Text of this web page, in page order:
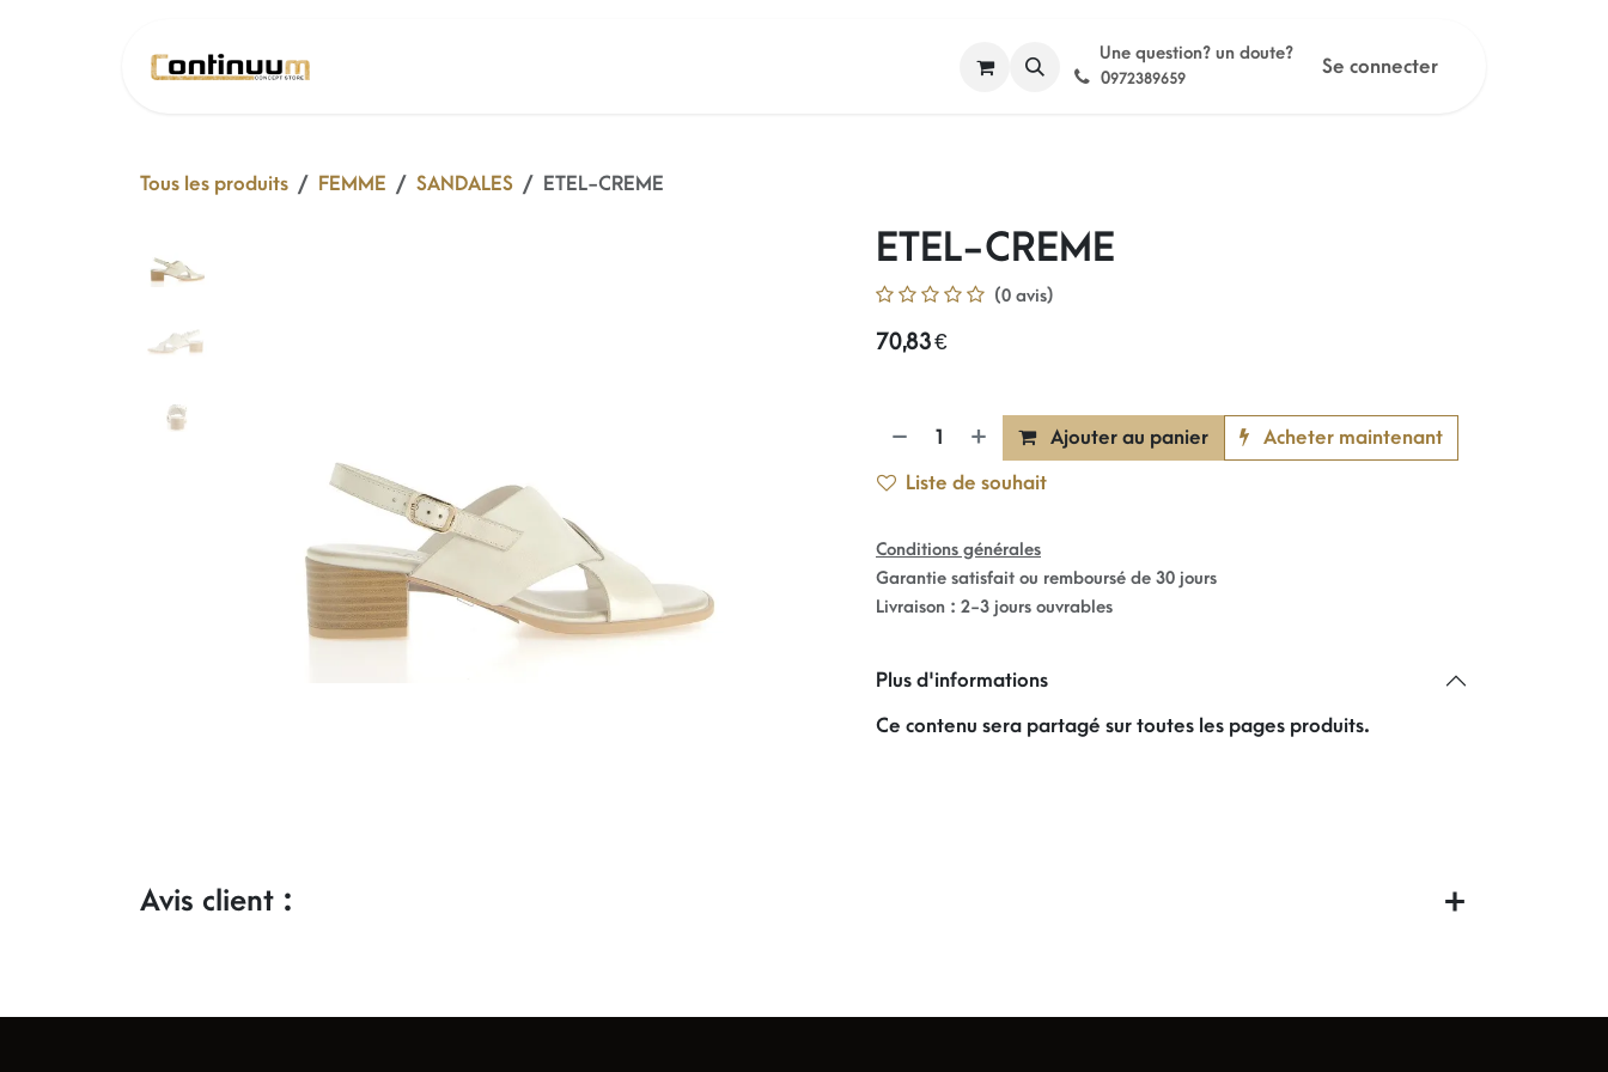
Une question? un doute?
0972389659
Se connecter
Tous les produits FEMME SANDALES ETEL-CREME
ETEL-CREME
(0 avis)
70,83€
Ajouter au panier Acheter maintenant
Liste de souhait
Conditions générales
Garantie satisfait ou remboursé de 30 jours
Livraison : 2-3 jours ouvrables
Plus d'informations
Ce contenu sera partagé sur toutes les pages produits.
Avis client :